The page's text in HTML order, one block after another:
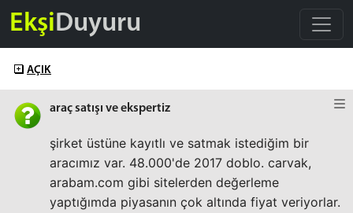
EkşiDuyuru
AÇIK
araç satışı ve ekspertiz
şirket üstüne kayıtlı ve satmak istediğim bir
aracımız var. 48.000'de 2017 doblo. carvak,
arabam.com gibi sitelerden değerleme
yaptığımda piyasanın çok altında fiyat veriyorlar.